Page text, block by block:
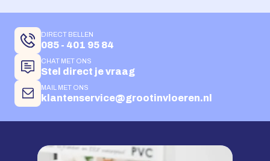
DIRECT BELLEN
085 - 401 95 84
CHAT MET ONS
Stel direct je vraag
MAIL MET ONS
klantenservice@grootinvloeren.nl